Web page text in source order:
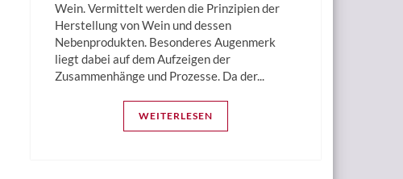
Wein. Vermittelt werden die Prinzipien der
Herstellung von Wein und dessen
Nebenprodukten. Besonderes Augenmerk
liegt dabei auf dem Aufzeigen der
Zusammenhänge und Prozesse. Da der...
WEITERLESEN